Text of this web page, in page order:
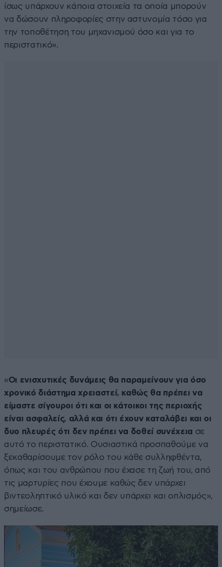
ίσως υπάρχουν κάποια στοιχεία τα οποία μπορούν
να δώσουν πληροφορίες στην αστυνομία τόσο για
την τοποθέτηση του μηχανισμού όσο και για το
περιστατικό».
«Οι ενισχυτικές δυνάμεις θα παραμείνουν για όσο
χρονικό διάστημα χρειαστεί, καθώς θα πρέπει να
είμαστε σίγουροι ότι και οι κάτοικοι της περιοχής
είναι ασφαλείς, αλλά και ότι έχουν καταλάβει και οι
δυο πλευρές ότι δεν πρέπει να δοθεί συνέχεια σε
αυτό το περιστατικό. Ουσιαστικά προσπαθούμε να
ξεκαθαρίσουμε τον ρόλο του κάθε συλληφθέντα,
όπως και του ανθρώπου που έχασε τη ζωή του, από
τις μαρτυρίες που έχουμε καθώς δεν υπάρχει
βιντεοληπτικό υλικό και δεν υπάρχει και οπλισμός»,
σημείωσε.